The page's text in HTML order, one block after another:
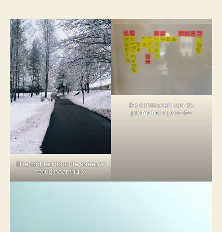
Elke middag door de sneeuw
terug naar ‘huis’
De contouren van de
promotie in post-its